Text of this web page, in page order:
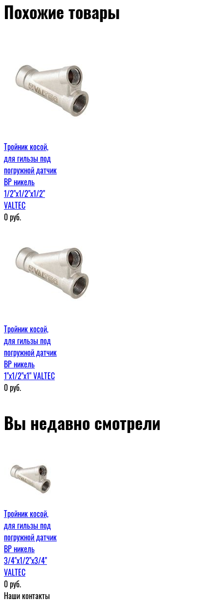
Похожие товары
Тройник косой,
для гильзы под
погружной датчик
ВР никель
1/2"x1/2"x1/2"
VALTEC
0руб.
Тройник косой,
для гильзы под
погружной датчик
ВР никель
1"x1/2"x1" VALTEC
0руб.
Вы недавно смотрели
Тройник косой,
для гильзы под
погружной датчик
ВР никель
3/4"x1/2"x3/4"
VALTEC
0руб.
Наши контакты